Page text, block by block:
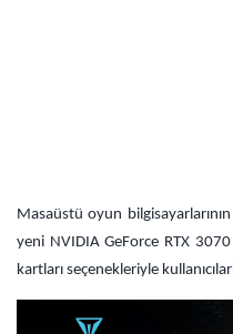
Masaüstü oyun
yeni NVIDIA GeForce RTX
kartları seçenekleriyle